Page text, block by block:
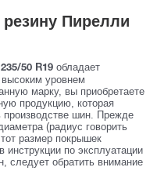
Пирелли
50 R19 обладает
уровнем
марку, вы приобретаете
продукцию, которая
производстве шин. Прежде
(радиус говорить
размер покрышек
по эксплуатации
следует обратить внимание